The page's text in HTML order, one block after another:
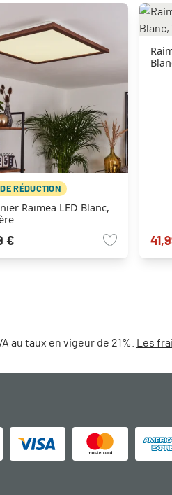
RÉDUCTION
Raimea LED Blanc,
€
au taux en vigeur de 21%. Les